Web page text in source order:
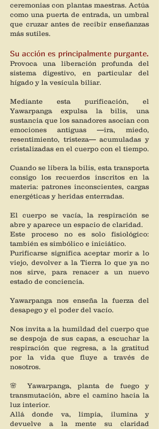
ceremonias con plantas maestras. Actúa
como una puerta de entrada, un umbral
que cruzar antes de recibir enseñanzas
más sutiles.
Su acción es principalmente purgante.
Provoca una liberación profunda del
sistema digestivo, en particular del
hígado y la vesícula biliar.
Mediante esta purificación, el
Yawarpanga expulsa la bilis, una
sustancia que los sanadores asocian con
emociones antiguas —ira, miedo,
resentimiento, tristeza— acumuladas y
cristalizadas en el cuerpo con el tiempo.
Cuando se libera la bilis, esta transporta
consigo los recuerdos inscritos en la
materia: patrones inconscientes, cargas
energéticas y heridas enterradas.
El cuerpo se vacía, la respiración se
abre y aparece un espacio de claridad.
Este proceso no es solo fisiológico:
también es simbólico e iniciático.
Purificarse significa aceptar morir a lo
viejo, devolver a la Tierra lo que ya no
nos sirve, para renacer a un nuevo
estado de conciencia.
Yawarpanga nos enseña la fuerza del
desapego y el poder del vacío.
Nos invita a la humildad del cuerpo que
se despoja de sus capas, a escuchar la
respiración que regresa, a la gratitud
por la vida que fluye a través de
nosotros.
🌸 Yawarpanga, planta de fuego y
transmutación, abre el camino hacia la
luz interior.
Allá donde va, limpia, ilumina y
devuelve a la mente su claridad